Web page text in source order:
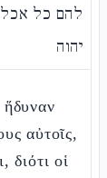
להם כל
יהוה
αὐτοῖς,
διότι οἱ